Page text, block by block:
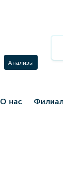
Анализы
О нас